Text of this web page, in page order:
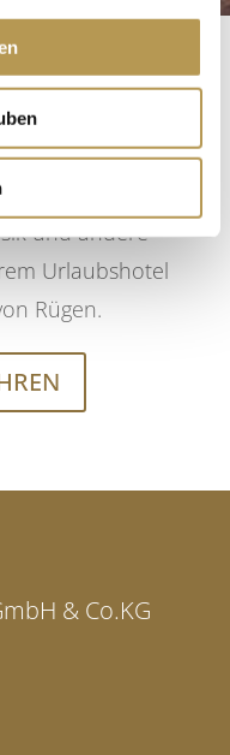
und mehr
und andere
Urlaubshotel
Rügen.
& Co.KG